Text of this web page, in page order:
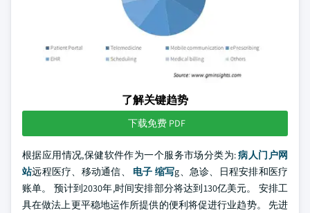
了解关键趋势
下载免费 PDF
根据应用情况,保健软件作为一个服务市场分类为:病人门户网
站远程医疗、移动通信、 电子 缩写g、急诊、日程安排和医疗
账单。 预计到2030年,时间安排部分将达到130亿美元。 安排工
具在做法上更平稳地运作所提供的便利将促进行业趋势。 先进